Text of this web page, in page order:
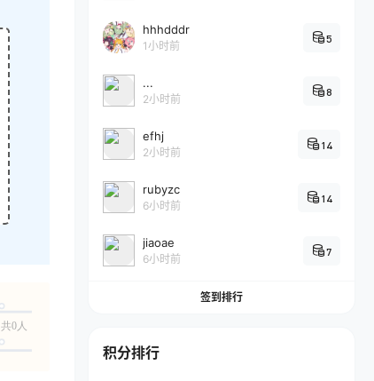
共0人
hhhdddr
1小时前
5
...
2小时前
8
efhj
2小时前
14
rubyzc
6小时前
14
jiaoae
6小时前
7
签到排行
积分排行